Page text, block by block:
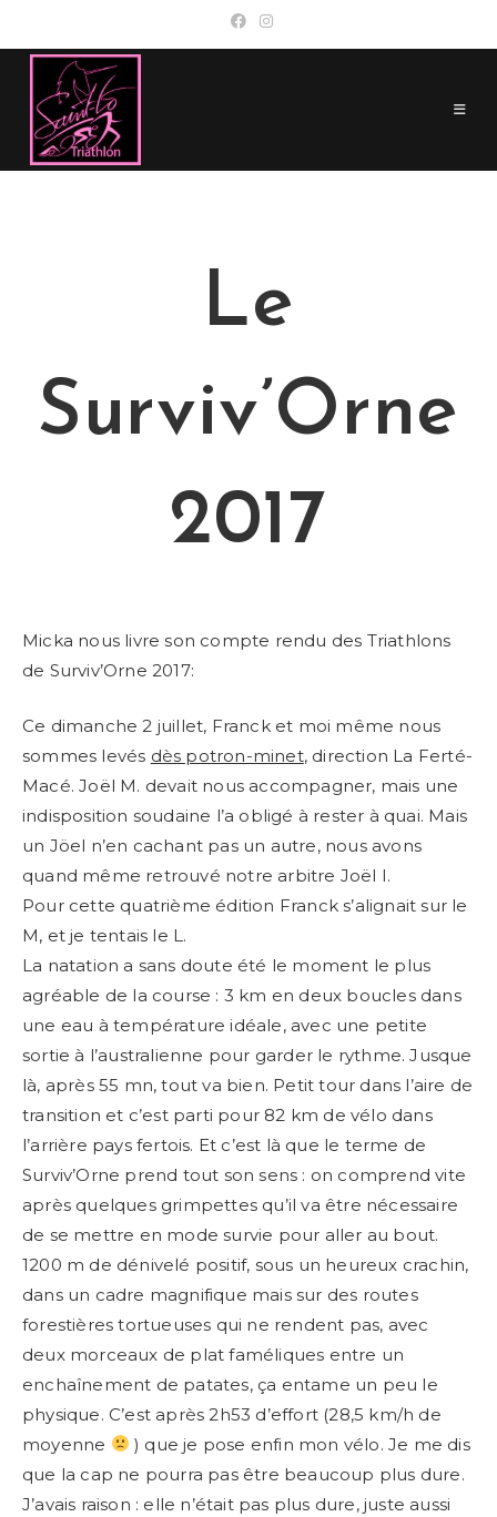
content
Le
Surviv’Orne
2017
Micka nous livre son compte rendu des Triathlons
de Surviv’Orne 2017:
Ce dimanche 2 juillet, Franck et moi même nous
sommes levés dès potron-minet, direction La Ferté-
Macé. Joël M. devait nous accompagner, mais une
indisposition soudaine l’a obligé à rester à quai. Mais
un Jöel n’en cachant pas un autre, nous avons
quand même retrouvé notre arbitre Joël I.
Pour cette quatrième édition Franck s’alignait sur le
M, et je tentais le L.
La natation a sans doute été le moment le plus
agréable de la course : 3 km en deux boucles dans
une eau à température idéale, avec une petite
sortie à l’australienne pour garder le rythme. Jusque
là, après 55 mn, tout va bien. Petit tour dans l’aire de
transition et c’est parti pour 82 km de vélo dans
l’arrière pays fertois. Et c’est là que le terme de
Surviv’Orne prend tout son sens : on comprend vite
après quelques grimpettes qu’il va être nécessaire
de se mettre en mode survie pour aller au bout.
1200 m de dénivelé positif, sous un heureux crachin,
dans un cadre magnifique mais sur des routes
forestières tortueuses qui ne rendent pas, avec
deux morceaux de plat faméliques entre un
enchaînement de patates, ça entame un peu le
physique. C’est après 2h53 d’effort (28,5 km/h de
moyenne
) que je pose enfin mon vélo. Je me dis
que la cap ne pourra pas être beaucoup plus dure.
J’avais raison : elle n’était pas plus dure, juste aussi